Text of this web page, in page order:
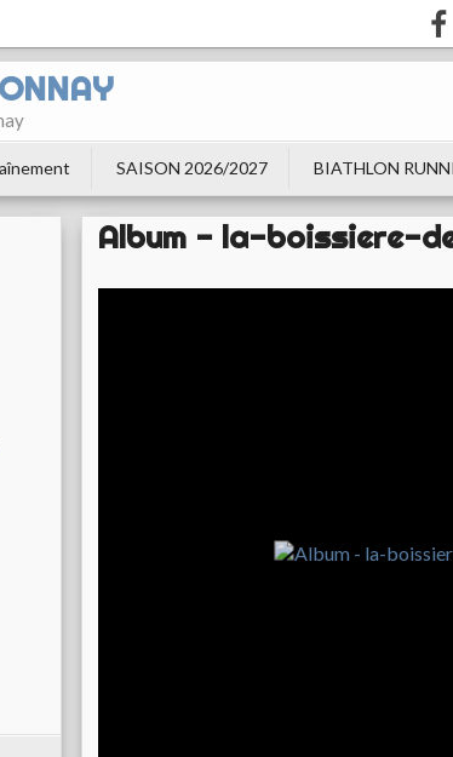
SAISON 2026/2027 BIATHLON
Album - la-boissiere-